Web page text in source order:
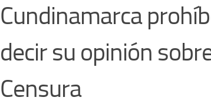
Cundinamarca
decir su opinión
Censura